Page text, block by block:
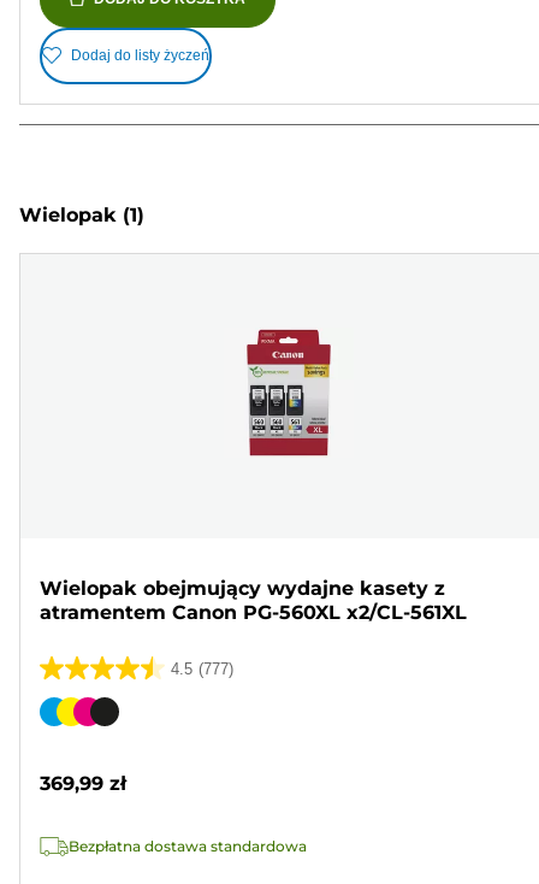
Dodaj do listy życzeń
Wielopak (1)
Wielopak obejmujący wydajne kasety z
atramentem Canon PG-560XL x2/CL-561XL
4.5 (777)
4.5
na
777
Wkład
369,99 zł
Bezpłatna dostawa standardowa